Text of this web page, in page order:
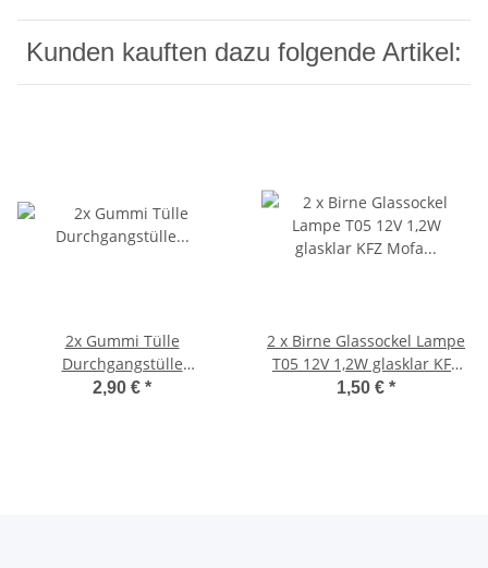
Kunden kauften dazu folgende Artikel:
2x Gummi Tülle
Durchgangstülle
Kabeldurchführung
2,90 € *
2 x Birne Glassockel Lampe
T05 12V 1,2W glasklar KFZ
Mofa Moped Motorrad
1,50 € *